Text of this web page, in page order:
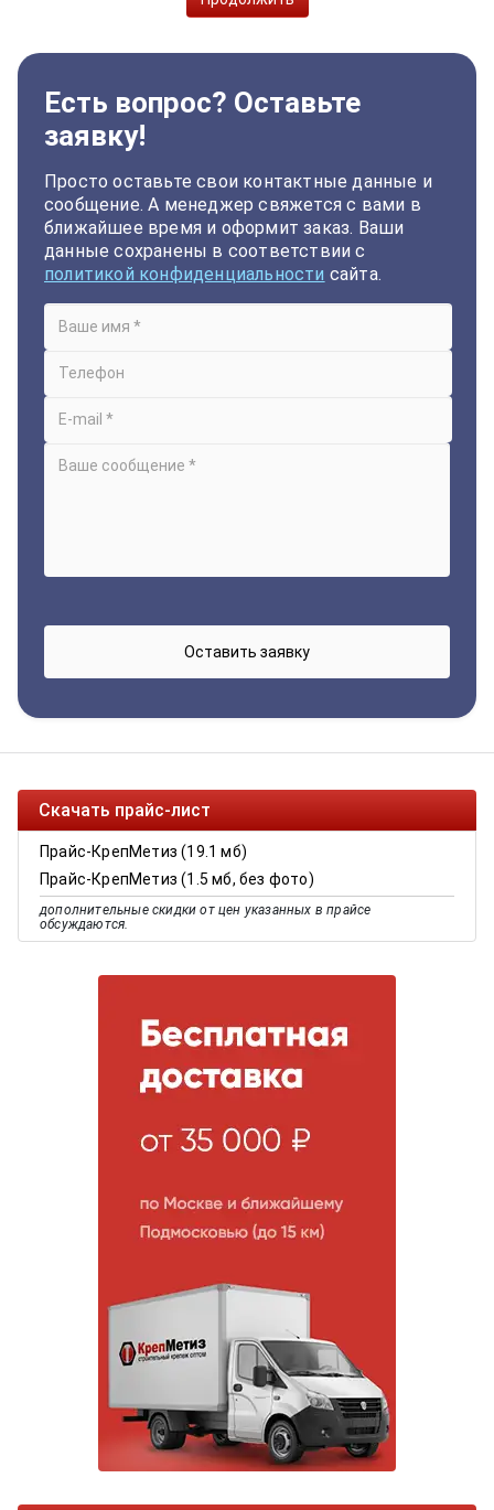
Есть вопрос? Оставьте
заявку!
Просто оставьте свои контактные данные и
сообщение. А менеджер свяжется с вами в
ближайшее время и оформит заказ. Ваши
данные сохранены в соответствии с
политикой конфиденциальности сайта.
Скачать прайс-лист
Прайс-КрепМетиз (19.1 мб)
Прайс-КрепМетиз (1.5 мб, без фото)
дополнительные скидки от цен указанных в прайсе
обсуждаются.